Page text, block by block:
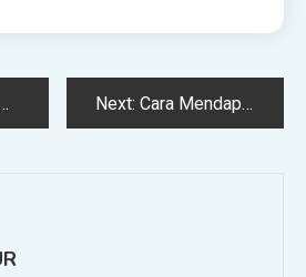
Next: Cara Mendapatkan Backlink Berkualitas Gratis Untuk Tingkatkan SEO Blog